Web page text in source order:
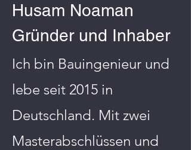
Husam Noaman ​​
Gründer und Inhaber
Ich bin Bauingenieur und
lebe seit 2015 in
Deutschland. Mit zwei
Masterabschlüssen und